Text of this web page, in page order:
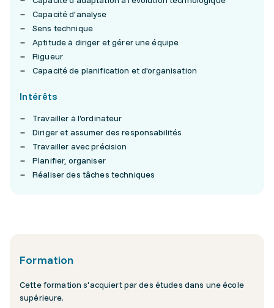
Capacité d'analyse
Sens technique
Aptitude à diriger et gérer une équipe
Rigueur
Capacité de planification et d'organisation
Intérêts
Travailler à l'ordinateur
Diriger et assumer des responsabilités
Travailler avec précision
Planifier, organiser
Réaliser des tâches techniques
Formation
Cette formation s'acquiert par des études dans une école
supérieure.